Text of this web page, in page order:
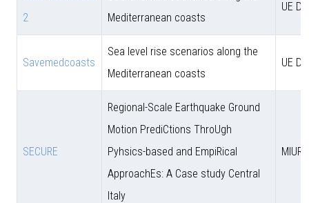
2
Mediterranean coasts
UE
Savemedcoasts
Sea level rise scenarios along the
Mediterranean coasts
UE
SECURE
Regional-Scale Earthquake Ground
Motion PrediCtions ThroUgh
Pyhsics-based and EmpiRical
ApproachEs: A Case study Central
Italy
MIUR